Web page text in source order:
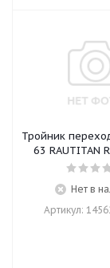
Тройник
63 RAUTITAN
Нет в
Артикул: